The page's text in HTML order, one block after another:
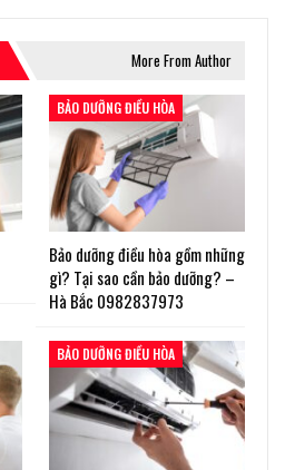
More From Author
BẢO DƯỠNG ĐIỀU HÒA
Bảo dưỡng điều hòa gồm những
gì? Tại sao cần bảo dưỡng? –
Hà Bắc 0982837973
BẢO DƯỠNG ĐIỀU HÒA